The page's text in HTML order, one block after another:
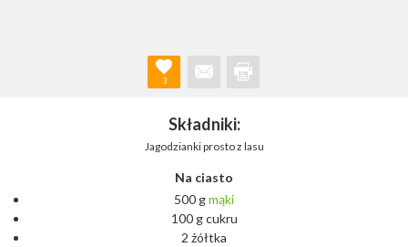
3
Składniki:
Jagodzianki prosto z lasu
Na ciasto
500 gmąki
100 g cukru
2 żółtka